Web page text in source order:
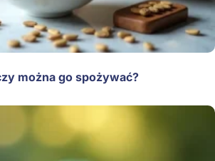
można go spożywać?